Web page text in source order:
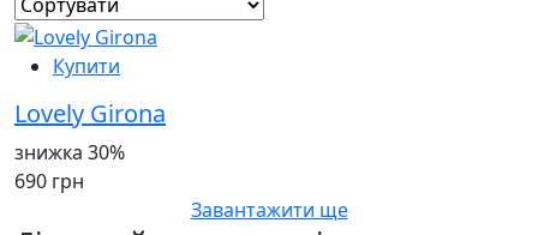
Купити
Lovely Girona
знижка 30%
690 грн
Завантажити ще